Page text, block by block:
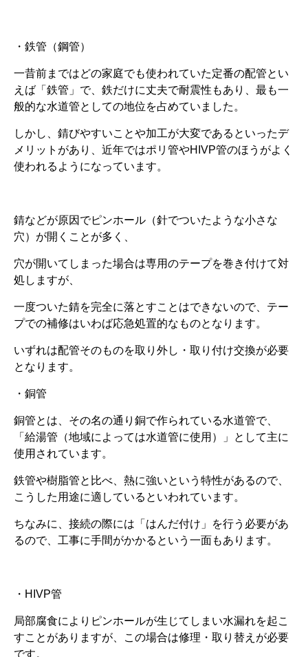
・鉄管（鋼管）
一昔前まではどの家庭でも使われていた定番の配管とい
えば「鉄管」で、鉄だけに丈夫で耐震性もあり、最も一
般的な水道管としての地位を占めていました。
しかし、錆びやすいことや加工が大変であるといったデ
メリットがあり、近年ではポリ管やHIVP管のほうがよく
使われるようになっています。
錆などが原因でピンホール（針でついたような小さな
穴）が開くことが多く、
穴が開いてしまった場合は専用のテープを巻き付けて対
処しますが、
一度ついた錆を完全に落とすことはできないので、テー
プでの補修はいわば応急処置的なものとなります。
いずれは配管そのものを取り外し・取り付け交換が必要
となります。
・銅管
銅管とは、その名の通り銅で作られている水道管で、
「給湯管（地域によっては水道管に使用）」として主に
使用されています。
鉄管や樹脂管と比べ、熱に強いという特性があるので、
こうした用途に適しているといわれています。
ちなみに、接続の際には「はんだ付け」を行う必要があ
るので、工事に手間がかかるという一面もあります。
・HIVP管
局部腐食によりピンホールが生じてしまい水漏れを起こ
すことがありますが、この場合は修理・取り替えが必要
です。